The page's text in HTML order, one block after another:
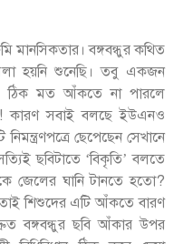
মানসিকতার। বঙ্গবন্ধুর কথিত
হয়নি শুনেছি। তবু একজন
ঠিক মত আঁকতে না পারলে
কারণ সবাই বলছে ইউএনও
ছেপেছেন সেখানে
ছবিটাতে ‘বিকৃতি’ বলতে
জেলের ঘানি টানতে হতো?
তাই শিশুদের এটি আঁকতে বারণ
বঙ্গবন্ধুর ছবি আঁকার উপর